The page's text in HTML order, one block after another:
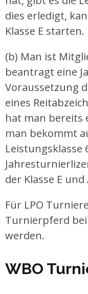
dies erledigt,
Klasse E starten.
(b) Man ist
beantragt eine
Voraussetzung
eines
hat man bereits
man bekommt
Leistungsklasse
der Klasse E
Für LPO
Turnierpferd bei
werden.
WBO